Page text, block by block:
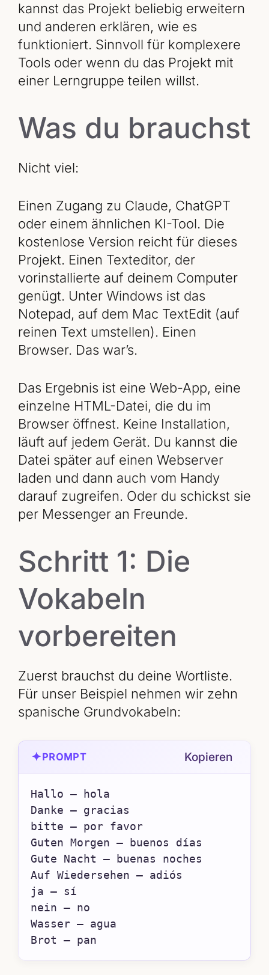
kannst das Projekt beliebig erweitern
und anderen erklären, wie es
funktioniert. Sinnvoll für komplexere
Tools oder wenn du das Projekt mit
einer Lerngruppe teilen willst.
Was du brauchst
Nicht viel:
Einen Zugang zu Claude, ChatGPT
oder einem ähnlichen KI-Tool. Die
kostenlose Version reicht für dieses
Projekt. Einen Texteditor, der
vorinstallierte auf deinem Computer
genügt. Unter Windows ist das
Notepad, auf dem Mac TextEdit (auf
reinen Text umstellen). Einen
Browser. Das war’s.
Das Ergebnis ist eine Web-App, eine
einzelne HTML-Datei, die du im
Browser öffnest. Keine Installation,
läuft auf jedem Gerät. Du kannst die
Datei später auf einen Webserver
laden und dann auch vom Handy
darauf zugreifen. Oder du schickst sie
per Messenger an Freunde.
Schritt 1: Die
Vokabeln
vorbereiten
Zuerst brauchst du deine Wortliste.
Für unser Beispiel nehmen wir zehn
spanische Grundvokabeln:
✦ PROMPT Kopieren
Hallo – hola
Danke – gracias
bitte – por favor
Guten Morgen – buenos días
Gute Nacht – buenas noches
Auf Wiedersehen – adiós
ja – sí
nein – no
Wasser – agua
Brot – pan